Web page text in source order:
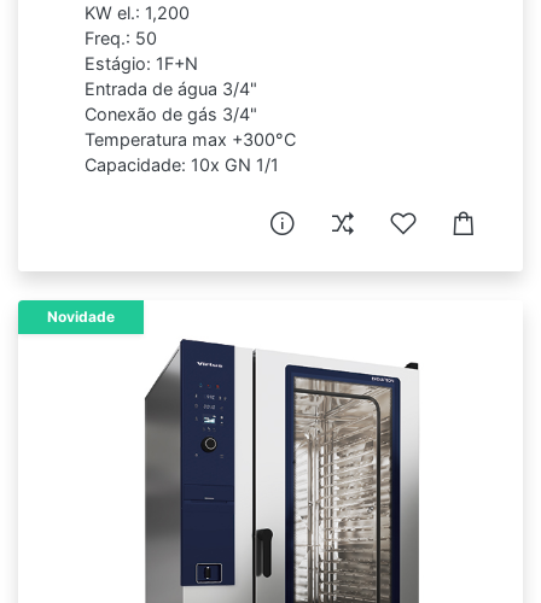
KW el.: 1,200
Freq.: 50
Estágio: 1F+N
Entrada de água 3/4"
Conexão de gás 3/4"
Temperatura max +300°C
Capacidade: 10x GN 1/1
Novidade